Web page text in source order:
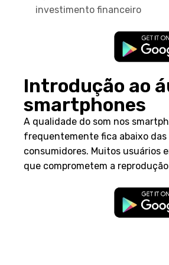
investimento financeiro
Introdução ao
smartphones
A qualidade do som nos
frequentemente fica abaixo
consumidores. Muitos usuários
que comprometem a